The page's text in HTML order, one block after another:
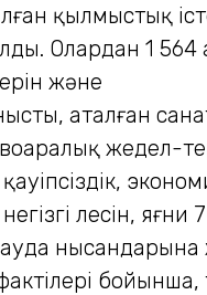
қылмыстық
Олардан 1 564
және
аталған
жедел-
үлесін, яғни
нысандарына
бойынша,